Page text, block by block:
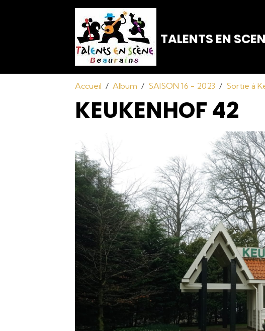
TALENTS EN
Accueil Album SAISON 16 - 2023 Sortie à
KEUKENHOF 42